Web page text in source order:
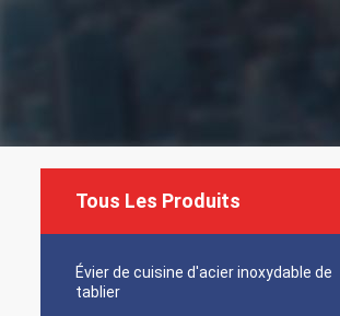
Tous Les Produits
Évier de cuisine d'acier inoxydable de
tablier